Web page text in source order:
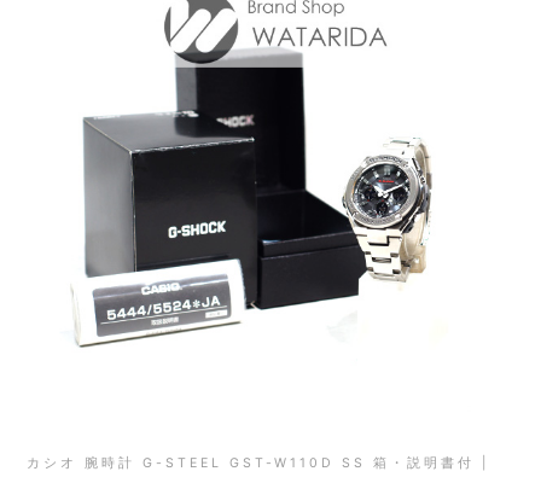
カシオ 腕時計 G-STEEL GST-W110D SS 箱・説明書付 |